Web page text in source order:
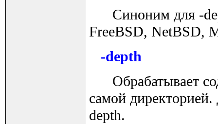
Синоним для -
FreeBSD, NetBSD,
-depth
Обрабатывает
самой директорией.
depth.